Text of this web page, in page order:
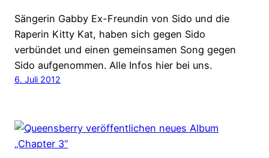
Sängerin Gabby Ex-Freundin von Sido und die
Raperin Kitty Kat, haben sich gegen Sido
verbündet und einen gemeinsamen Song gegen
Sido aufgenommen. Alle Infos hier bei uns.
6. Juli 2012